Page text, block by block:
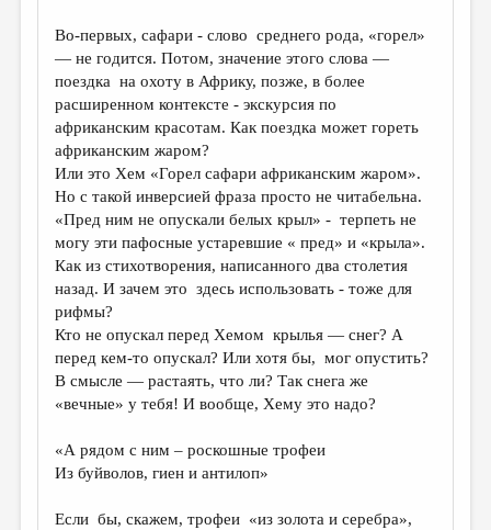
Во-первых, сафари - слово среднего рода, «горел»
— не годится. Потом, значение этого слова —
поездка на охоту в Африку, позже, в более
расширенном контексте - экскурсия по
африканским красотам. Как поездка может гореть
африканским жаром?
Или это Хем «Горел сафари африканским жаром».
Но с такой инверсией фраза просто не читабельна.
«Пред ним не опускали белых крыл» - терпеть не
могу эти пафосные устаревшие « пред» и «крыла».
Как из стихотворения, написанного два столетия
назад. И зачем это здесь использовать - тоже для
рифмы?
Кто не опускал перед Хемом крылья — снег? А
перед кем-то опускал? Или хотя бы, мог опустить?
В смысле — растаять, что ли? Так снега же
«вечные» у тебя! И вообще, Хему это надо?
«А рядом с ним – роскошные трофеи
Из буйволов, гиен и антилоп»
Если бы, скажем, трофеи «из золота и серебра»,